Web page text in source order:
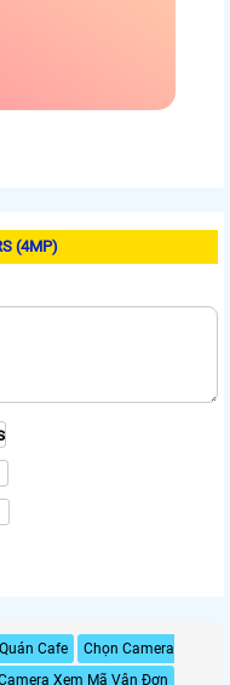
(4MP)
Cafe
Chọn Camera
Xem Mã Vận Đơn